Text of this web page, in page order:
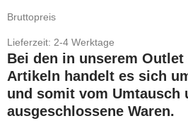
Bruttopreis
Lieferzeit: 2-4 Werktage
Bei den in unserem Outlet
Artikeln handelt es sich
und somit vom Umtausch
ausgeschlossene Waren.